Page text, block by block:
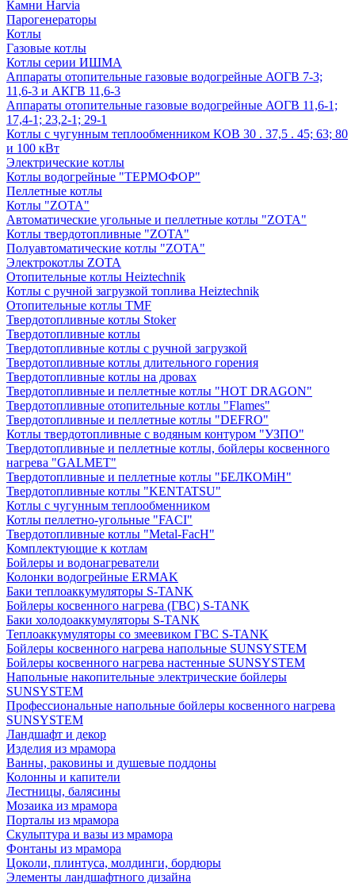
Камни Harvia
Парогенераторы
Котлы
Газовые котлы
Котлы серии ИШМА
Аппараты отопительные газовые водогрейные АОГВ 7-3;
11,6-3 и АКГВ 11,6-3
Аппараты отопительные газовые водогрейные АОГВ 11,6-1;
17,4-1; 23,2-1; 29-1
Котлы с чугунным теплообменником КОВ 30 . 37,5 . 45; 63; 80
и 100 кВт
Электрические котлы
Котлы водогрейные "ТЕРМОФОР"
Пеллетные котлы
Котлы "ZOTA"
Автоматические угольные и пеллетные котлы "ZOTA"
Котлы твердотопливные "ZOTA"
Полуавтоматические котлы "ZOTA"
Электрокотлы ZOTA
Отопительные котлы Heiztechnik
Котлы с ручной загрузкой топлива Heiztechnik
Отопительные котлы TMF
Твердотопливные котлы Stoker
Твердотопливные котлы
Твердотопливные котлы с ручной загрузкой
Твердотопливные котлы длительного горения
Твердотопливные котлы на дровах
Твердотопливные и пеллетные котлы "HOT DRAGON"
Твердотопливные отопительные котлы "Flames"
Твердотопливные и пеллетные котлы "DEFRO"
Котлы твердотопливные с водяным контуром "УЗПО"
Твердотопливные и пеллетные котлы, бойлеры косвенного
нагрева "GALMET"
Твердотопливные и пеллетные котлы "БЕЛКОМiН"
Твердотопливные котлы "KENTATSU"
Котлы с чугунным теплообменником
Котлы пеллетно-угольные "FACI"
Твердотопливные котлы "Metal-FacH"
Комплектующие к котлам
Бойлеры и водонагреватели
Колонки водогрейные ERMAK
Баки теплоаккумуляторы S-TANK
Бойлеры косвенного нагрева (ГВС) S-TANK
Баки холодоаккумуляторы S-TANK
Теплоаккумуляторы со змеевиком ГВС S-TANK
Бойлеры косвенного нагрева напольные SUNSYSTEM
Бойлеры косвенного нагрева настенные SUNSYSTEM
Напольные накопительные электрические бойлеры
SUNSYSTEM
Профессиональные напольные бойлеры косвенного нагрева
SUNSYSTEM
Ландшафт и декор
Изделия из мрамора
Ванны, раковины и душевые поддоны
Колонны и капители
Лестницы, балясины
Мозаика из мрамора
Порталы из мрамора
Скульптура и вазы из мрамора
Фонтаны из мрамора
Цоколи, плинтуса, молдинги, бордюры
Элементы ландшафтного дизайна